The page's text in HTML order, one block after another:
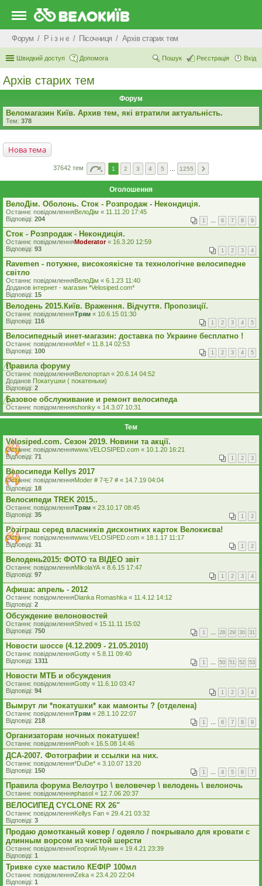
Форум Р i з н е Пісочниця Архів старих тем
Швидкий доступ Допомога Вхід
Реєстрація
Пошук
Архів старих тем
Форум
Веломагазин Київ. Архив тем, які втратили актуальність.
Тем: 378
Нова тема
37642 тем 1 2 3 4 5 1255
Оголошення
ВелоДім. Оболонь. Сток - Розпродаж - Некондиція.
Останнє повідомленняВелоДім « 11.11.20 17:45
Відповіді: 204 1 … 6 7 8 9
Сток - Розпродаж - Некондиція.
Останнє повідомленняModerator« 16.3.20 12:59
Відповіді: 93 1 2 3 4
Ravemen - потужне, високоякісне та технологічне велосипедне
світло
Останнє повідомленняВелоДім « 6.1.23 11:40
Доданов iнтернет - магазин *Velosiped.com*
Відповіді: 15
Велодень 2015.Київ. Враження. Відчуття. Пропозиції.
Останнє повідомленняТрям « 10.6.15 01:30
Відповіді: 116 1 2 3 4 5
Велосипедный инет-магазин: доставка по Украине бесплатно !
Останнє повідомленняMef « 11.8.14 02:53
Відповіді: 100 1 2 3 4 5
Правила форуму
Останнє повідомленняВелопортал « 20.6.14 04:52
Доданов Покатушки ( покатеньки)
Відповіді: 2
Базовое обслуживание и ремонт велосипеда
Останнє повідомленняshonky « 14.3.07 10:31
Тем
Velosiped.com. Сезон 2019. Новини та акції.
Останнє повідомленняwww.VELOSIPED.com « 10.1.20 16:21
Відповіді: 71 1 2 3
Велосипеди Kellys 2017
Останнє повідомленняModer # 7モ7 # « 14.7.19 04:04
Відповіді: 18
Велосипеди TREK 2015..
Останнє повідомленняТрям « 23.10.17 08:45
Відповіді: 35 1 2
Розіграш серед власників дисконтних карток Велокиєва!
Останнє повідомленняwww.VELOSIPED.com « 18.1.17 11:17
Відповіді: 31 1 2
Велодень2015: ФОТО та ВІДЕО звіт
Останнє повідомленняMikolaYA « 8.6.15 17:47
Відповіді: 97 1 2 3 4
Афиша: апрель - 2012
Останнє повідомленняDianka Romashka « 11.4.12 14:12
Відповіді: 2
Обсуждение велоновостей
Останнє повідомленняShved « 15.11.11 15:02
Відповіді: 750 1 … 28 29 30 31
Новости шоссе (4.12.2009 - 21.05.2010)
Останнє повідомленняGotty « 5.8.11 09:40
Відповіді: 1311 1 … 50 51 52 53
Новости МТБ и обсуждения
Останнє повідомленняGotty « 11.6.10 03:47
Відповіді: 94 1 2 3 4
Вымрут ли *покатушки* как мамонты ? (отделена)
Останнє повідомленняТрям « 28.1.10 22:07
Відповіді: 218 1 … 6 7 8 9
Организаторам ночных покатушек!
Останнє повідомленняPooh « 16.5.08 14:46
ДСА-2007. Фотографии и ссылки на них.
Останнє повідомлення*DuDe* « 3.10.07 13:20
Відповіді: 150 1 … 4 5 6 7
Правила форума Велоутро \ веловечер \ велодень \ велоночь
Останнє повідомленняphasol « 12.7.06 20:37
ВЕЛОСИПЕД CYCLONE RX 26"
Останнє повідомленняKellys Fan « 29.4.21 03:32
Відповіді: 3
Продаю домотканый ковер / одеяло / покрывало для кровати с
длинным ворсом из чистой шерсти
Останнє повідомленняГеоргий Мунин « 19.4.21 23:39
Відповіді: 1
Тривке сухе мастило КЕФІР 100мл
Останнє повідомленняZeka « 23.4.20 22:04
Відповіді: 1